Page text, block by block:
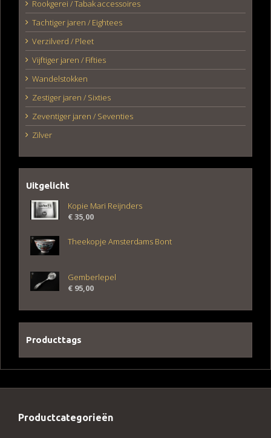
Rookgerei / Tabak accessoires
Tachtiger jaren / Eightees
Verzilverd / Pleet
Vijftiger jaren / Fifties
Wandelstokken
Zestiger jaren / Sixties
Zeventiger jaren / Seventies
Zilver
Uitgelicht
Kopie Mari Reijnders
€35,00
Theekopje Amsterdams Bont
Gemberlepel
€ 95,00
Producttags
Productcategorieën